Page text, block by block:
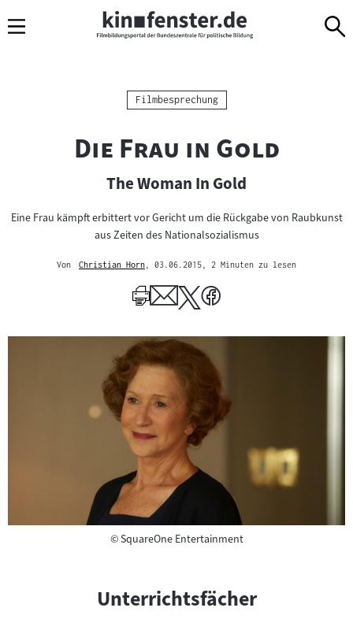
Navigation
zum
zur
Kategorie:
Filmbesprechung
"
Die Frau in Gold"
The Woman In Gold
Eine Frau kämpft erbittert vor Gericht um die Rückgabe von Raubkunst
aus Zeiten des Nationalsozialismus
Von
Christian Horn
Author
, 03.06.2015 , 2 Minuten zu lesen
©Copyright
SquareOne Entertainment
Unterrichtsfächer